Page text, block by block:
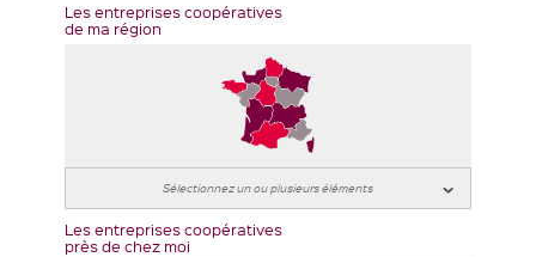
Les entreprises coopératives
de ma région
Les entreprises coopératives
près de chez moi